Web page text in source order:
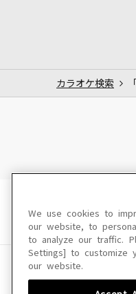
カラオケ検索
We use cookies to
our website, to
to analyze our traffic.
Settings] to customize
our website.